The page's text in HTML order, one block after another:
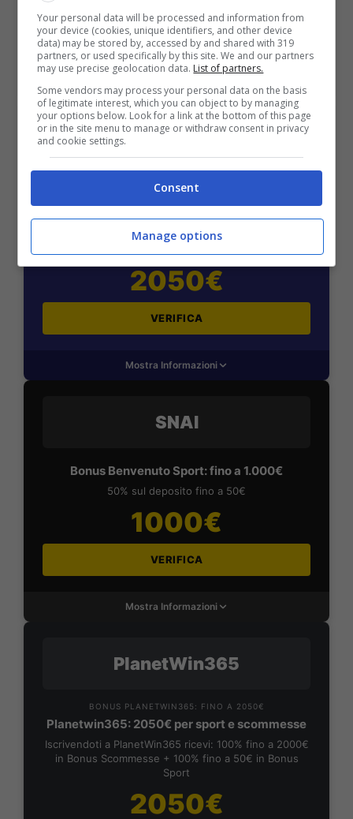
VERIFICA
BONUS BENVENUTO LOTTOMATICA: 2050€
Per i nuovi utenti della piattaforma: 100% fino a 50€ in
Bonus Scommesse + 100% fino a 2000€ in Bonus
2050€
VERIFICA
Mostra Informazioni
SNAI
Bonus Benvenuto Sport: fino a 1.000€
50% sul deposito fino a 50€
1000€
VERIFICA
Mostra Informazioni
PlanetWin365
BONUS PLANETWIN365: FINO A 2050€
Planetwin365: 2050€ per sport e scommesse
Iscrivendoti a PlanetWin365 ricevi: 100% fino a 2000€
in Bonus Scommesse + 100% fino a 50€ in Bonus
Sport
2050€
Your personal data will be processed and information from
your device (cookies, unique identifiers, and other device
data) may be stored by, accessed by and shared with 319
partners, or used specifically by this site. We and our partners
may use precise geolocation data. List of partners.
Some vendors may process your personal data on the basis
of legitimate interest, which you can object to by managing
your options below. Look for a link at the bottom of this page
or in the site menu to manage or withdraw consent in privacy
and cookie settings.
Consent
Manage options